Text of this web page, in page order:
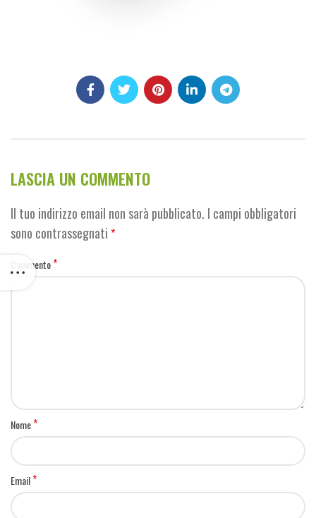
LASCIA UN COMMENTO
Il tuo indirizzo email non sarà pubblicato. I campi obbligatori
sono contrassegnati *
Commento*
Nome*
Email*